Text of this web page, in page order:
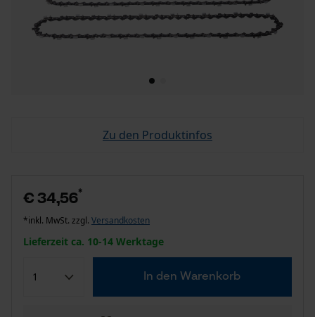
Zu den Produktinfos
€ 34,56*
*inkl. MwSt. zzgl. Versandkosten
Lieferzeit ca. 10-14 Werktage
In den Warenkorb